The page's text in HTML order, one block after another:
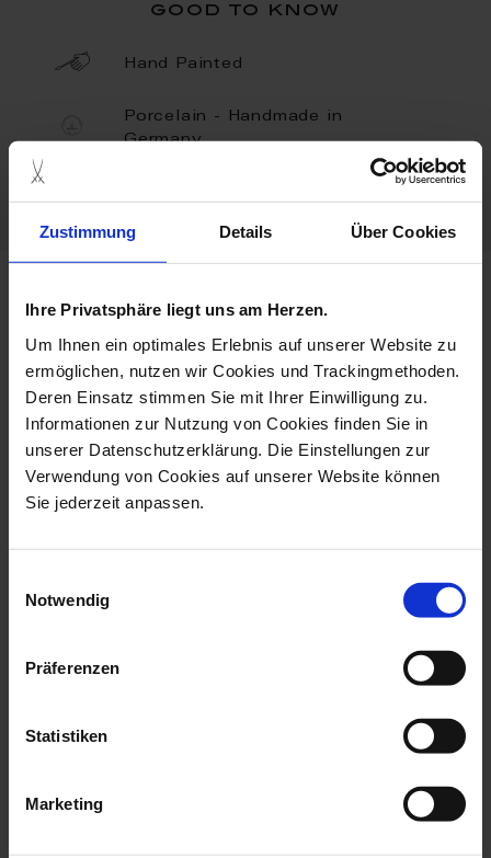
Zustimmung Details Über Cookies
Ihre Privatsphäre liegt uns am Herzen.
Um Ihnen ein optimales Erlebnis auf unserer Website zu
ermöglichen, nutzen wir Cookies und Trackingmethoden.
Deren Einsatz stimmen Sie mit Ihrer Einwilligung zu.
Informationen zur Nutzung von Cookies finden Sie in
unserer Datenschutzerklärung. Die Einstellungen zur
Verwendung von Cookies auf unserer Website können
Sie jederzeit anpassen.
Notwendig
Präferenzen
Statistiken
Marketing
good to know
Hand Painted
Porcelain - Handmade in
Germany
al-saai collection
Available
Wall Painting Untitled,
more products from the unique